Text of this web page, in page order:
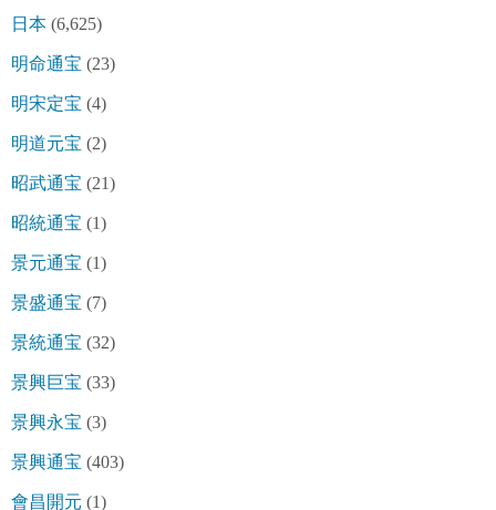
日本 (6,625)
明命通宝 (23)
明宋定宝 (4)
明道元宝 (2)
昭武通宝 (21)
昭統通宝 (1)
景元通宝 (1)
景盛通宝 (7)
景統通宝 (32)
景興巨宝 (33)
景興永宝 (3)
景興通宝 (403)
會昌開元 (1)